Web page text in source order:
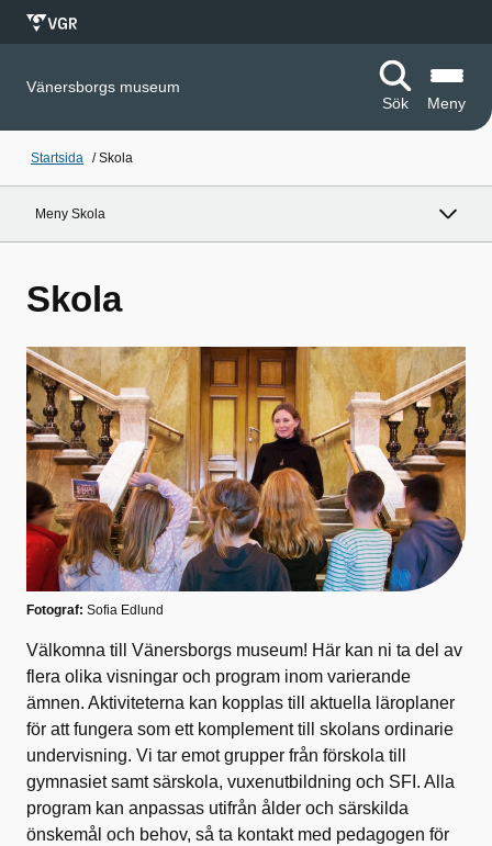
Vänersborgs museum
Sök
Meny
Startsida /Skola
Meny Skola
Skola
Fotograf: Sofia Edlund
Välkomna till Vänersborgs museum! Här kan ni ta del av
flera olika visningar och program inom varierande
ämnen. Aktiviteterna kan kopplas till aktuella läroplaner
för att fungera som ett komplement till skolans ordinarie
undervisning. Vi tar emot grupper från förskola till
gymnasiet samt särskola, vuxenutbildning och SFI. Alla
program kan anpassas utifrån ålder och särskilda
önskemål och behov, så ta kontakt med pedagogen för